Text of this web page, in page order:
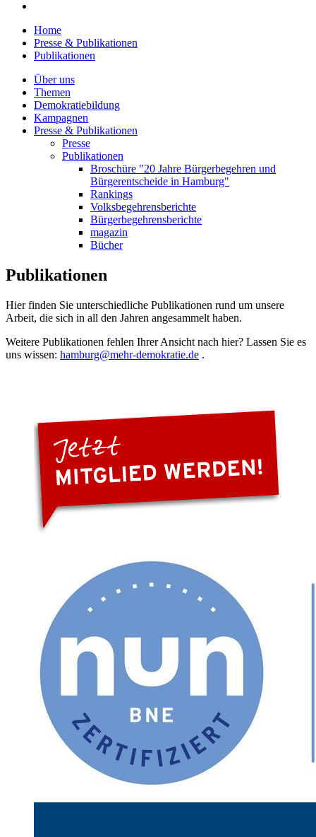
Home
Presse & Publikationen
Publikationen
Über uns
Themen
Demokratiebildung
Kampagnen
Presse & Publikationen
Presse
Publikationen
Broschüre "20 Jahre Bürgerbegehren und
Bürgerentscheide in Hamburg"
Rankings
Volksbegehrensberichte
Bürgerbegehrensberichte
magazin
Bücher
Publikationen
Hier finden Sie unterschiedliche Publikationen rund um unsere
Arbeit, die sich in all den Jahren angesammelt haben.
Weitere Publikationen fehlen Ihrer Ansicht nach hier? Lassen Sie es
uns wissen: hamburg@mehr-demokratie.de .